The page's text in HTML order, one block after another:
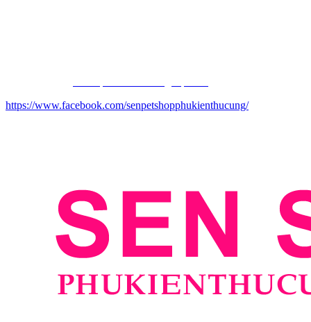
https://www.facebook.com/senpetshopphukienthucung/